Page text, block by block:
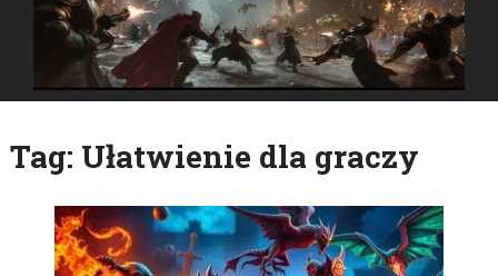
Tag: Ułatwienie dla graczy